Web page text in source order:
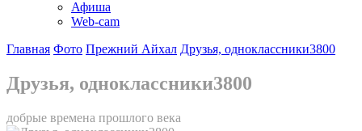
Афиша
Web-cam
Главная Фото Прежний Айхал Друзья, одноклассники3800
Друзья, одноклассники3800
добрые времена прошлого века